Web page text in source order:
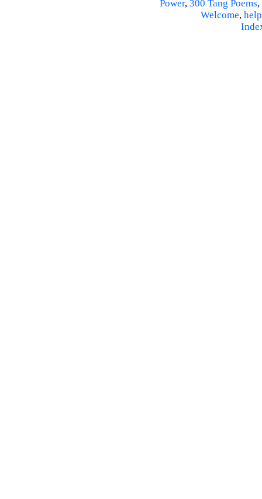
Power, 300 Tang Poems,
Welcome, help